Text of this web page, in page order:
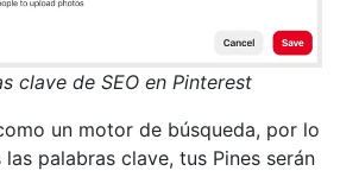
clave de SEO en Pinterest
un motor de búsqueda, por lo
palabras clave, tus Pines serán